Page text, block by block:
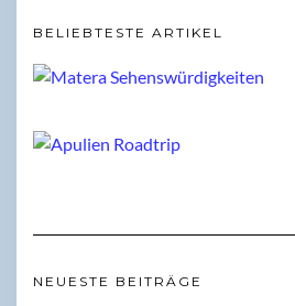
BELIEBTESTE ARTIKEL
NEUESTE BEITRÄGE